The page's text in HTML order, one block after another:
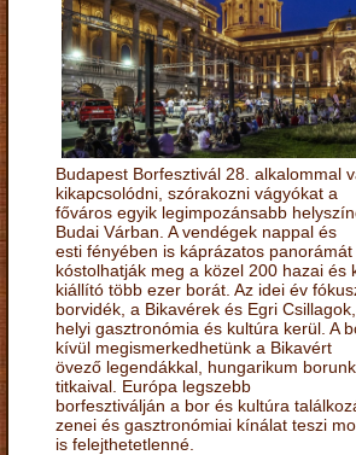
Budapest Borfesztivál 28. alkalommal
kikapcsolódni, szórakozni vágyókat a
főváros egyik legimpozánsabb
Budai Várban. A vendégek nappal és
esti fényében is káprázatos
kóstolhatják meg a közel 200 hazai és
kiállító több ezer borát. Az idei év
borvidék, a Bikavérek és Egri
helyi gasztronómia és kultúra kerül. A
kívül megismerkedhetünk a Bikavért
övező legendákkal, hungarikum
titkaival. Európa legszebb
borfesztiválján a bor és kultúra
zenei és gasztronómiai kínálat teszi
is felejthetetlenné.